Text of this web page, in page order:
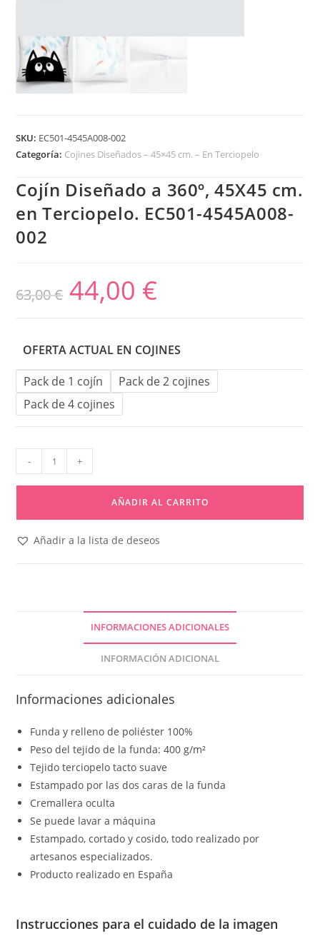
SKU: EC501-4545A008-002
Categoría: Cojines Diseñados – 45×45 cm. – En Terciopelo
Cojín Diseñado a 360º, 45X45 cm.
en Terciopelo. EC501-4545A008-
002
63,00€ 44,00 €
OFERTA ACTUAL EN COJINES
Pack de 1 cojín
Pack de 2 cojines
Pack de 4 cojines
- +
AÑADIR AL CARRITO
Añadir a la lista de deseos
INFORMACIONES ADICIONALES
INFORMACIÓN ADICIONAL
Informaciones adicionales
Funda y relleno de poliéster 100%
Peso del tejido de la funda: 400 g/m²
Tejido terciopelo tacto suave
Estampado por las dos caras de la funda
Cremallera oculta
Se puede lavar a máquina
Estampado, cortado y cosido, todo realizado por
artesanos especializados.
Producto realizado en España
Instrucciones para el cuidado de la imagen